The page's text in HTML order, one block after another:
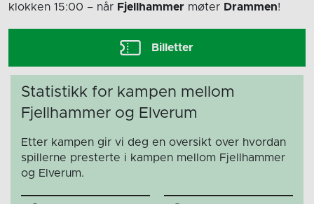
klokken 15:00 – når Fjellhammer møter Drammen!
Billetter
Statistikk for kampen mellom
Fjellhammer og Elverum
Etter kampen gir vi deg en oversikt over hvordan
spillerne presterte i kampen mellom Fjellhammer
og Elverum.